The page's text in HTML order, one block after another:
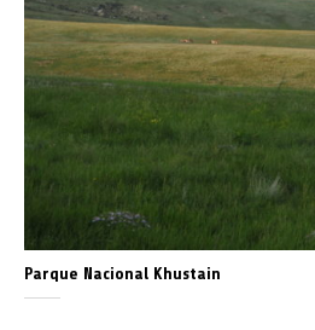
Parque Nacional Khustain